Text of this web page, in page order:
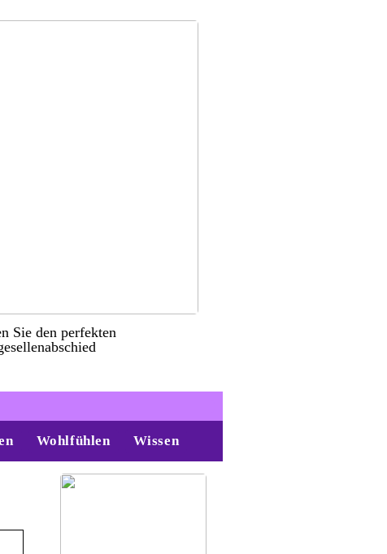
Sie den perfekten
Wohlfühlen Wissen